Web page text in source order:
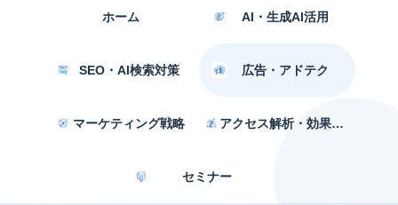
ホーム AI・生成AI活用
SEO・AI検索対策 広告・アドテク
マーケティング戦略 アクセス解析・効果測定
セミナー